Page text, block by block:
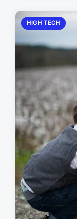
HIGH TECH